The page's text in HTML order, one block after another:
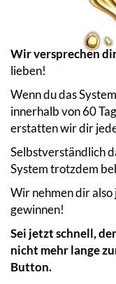
Wir versprechen
lieben!
Wenn du das
innerhalb von 60
erstatten wir dir
Selbstverständlich
System trotzdem
Wir nehmen dir also
gewinnen!
Sei jetzt schnell,
nicht mehr lange
Button.